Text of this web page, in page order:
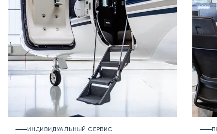
ИНДИВИДУАЛЬНЫЙ СЕРВИС